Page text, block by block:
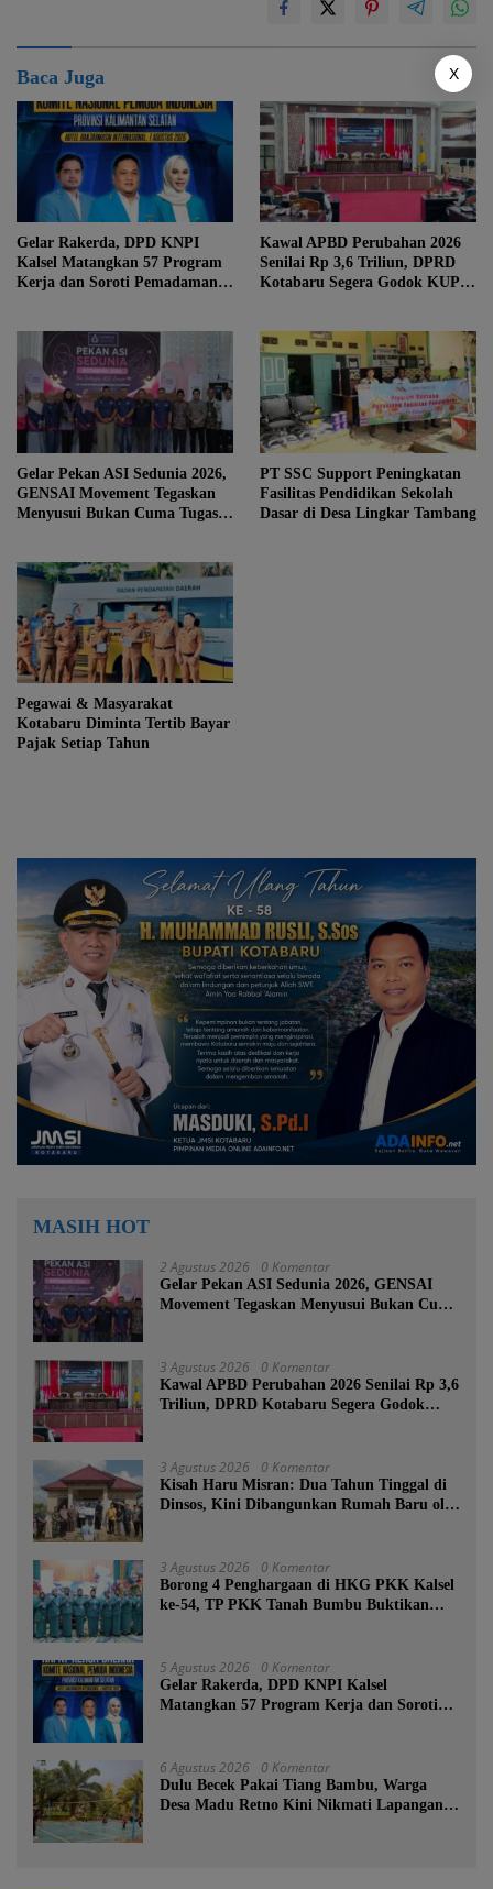
Baca Juga
Gelar Rakerda, DPD KNPI
Kalsel Matangkan 57 Program
Kerja dan Soroti Pemadaman
Kawal APBD Perubahan 2026
Senilai Rp 3,6 Triliun, DPRD
Kotabaru Segera Godok KUPA-
Gelar Pekan ASI Sedunia 2026,
GENSAI Movement Tegaskan
Menyusui Bukan Cuma Tugas
PT SSC Support Peningkatan
Fasilitas Pendidikan Sekolah
Dasar di Desa Lingkar Tambang
Pegawai & Masyarakat
Kotabaru Diminta Tertib Bayar
Pajak Setiap Tahun
MASIH HOT
2 Agustus 2026 0 Komentar
Gelar Pekan ASI Sedunia 2026, GENSAI
Movement Tegaskan Menyusui Bukan Cuma
3 Agustus 2026 0 Komentar
Kawal APBD Perubahan 2026 Senilai Rp 3,6
Triliun, DPRD Kotabaru Segera Godok
3 Agustus 2026 0 Komentar
Kisah Haru Misran: Dua Tahun Tinggal di
Dinsos, Kini Dibangunkan Rumah Baru oleh
3 Agustus 2026 0 Komentar
Borong 4 Penghargaan di HKG PKK Kalsel
ke-54, TP PKK Tanah Bumbu Buktikan
5 Agustus 2026 0 Komentar
Gelar Rakerda, DPD KNPI Kalsel
Matangkan 57 Program Kerja dan Soroti
6 Agustus 2026 0 Komentar
Dulu Becek Pakai Tiang Bambu, Warga
Desa Madu Retno Kini Nikmati Lapangan
X